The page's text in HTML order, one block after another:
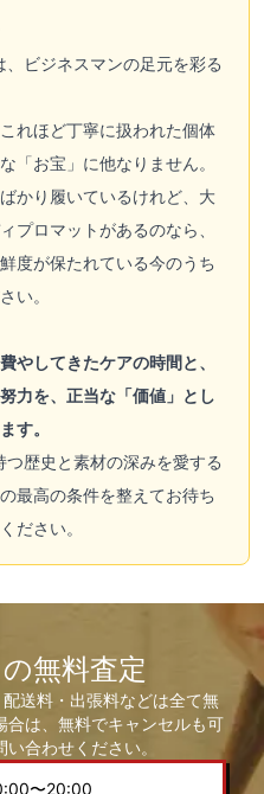
ビジネスマンの足元を彩る
れほど丁寧に扱われた個体
「お宝」に他なりません。
かり履いているけれど、大
プロマットがあるのなら、
度が保たれている今のうち
い。
やしてきたケアの時間と、
力を、正当な「価値」とし
す。
歴史と素材の深みを愛する
最高の条件を整えてお待ち
ださい。
の無料査定
送料・出張料などは全て無
は、無料でキャンセルも可
合わせください。
〜20:00